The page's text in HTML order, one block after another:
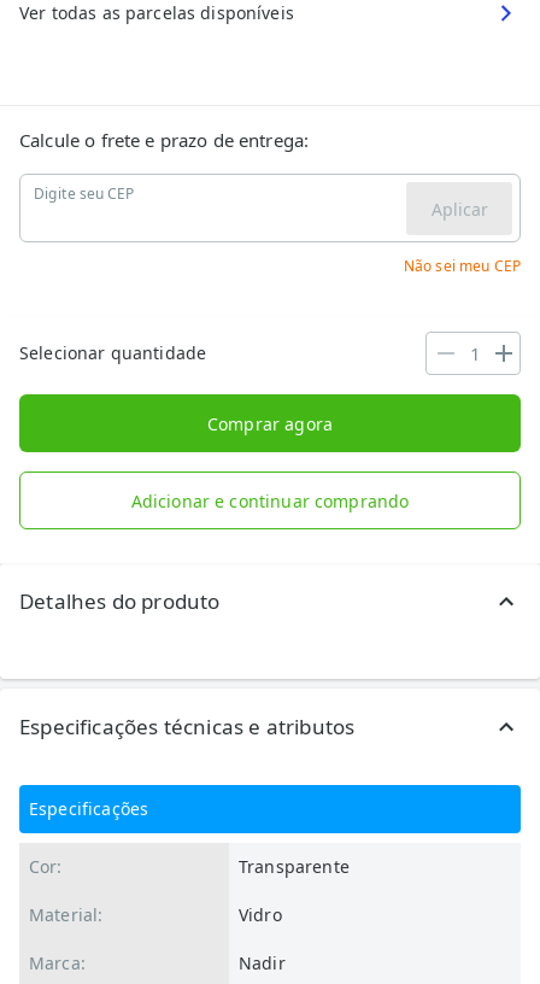
Ver todas as parcelas disponíveis
Calcule o frete e prazo de entrega:
Digite seu CEP
Aplicar
Não sei meu CEP
Selecionar quantidade
Comprar agora
Adicionar e continuar comprando
Detalhes do produto
Especificações técnicas e atributos
Especificações
Cor: Transparente
Material: Vidro
Marca: Nadir